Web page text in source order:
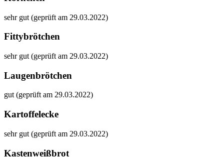
sehr gut (geprüft am 29.03.2022)
Fittybrötchen
sehr gut (geprüft am 29.03.2022)
Laugenbrötchen
gut (geprüft am 29.03.2022)
Kartoffelecke
sehr gut (geprüft am 29.03.2022)
Kastenweißbrot